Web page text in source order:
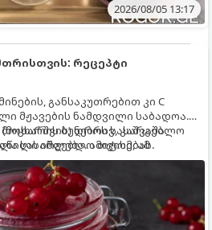
2026/08/05 13:17
რეცეპტი
განსაკუთრებით კი C
მჟავების ნამდვილი საბადოა.
დროს სასარგებლო
იშლება. ამიტომ, ამ
საუკეთესო გზა
- მოხარშვის გარეშე.
ბუნებრივ, კაშკაშა
სასარგებლო თვისებას.